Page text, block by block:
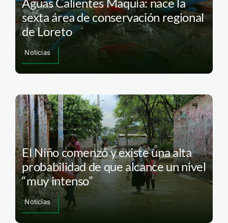
sexta área de conservación regional
de Loreto
Noticias
El Niño comenzó y existe una alta
probabilidad de que alcance un nivel
“muy intenso”
Noticias